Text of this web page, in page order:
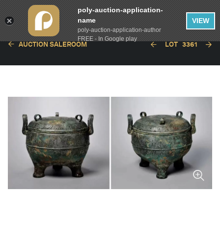
AUCTION SALEROOM LOT 3361
poly-auction-application-
name
poly-auction-application-author
FREE - In Google play
VIEW